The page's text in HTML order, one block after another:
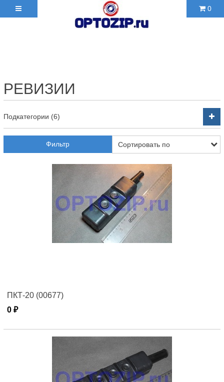
0
РЕВИЗИИ
Подкатегории (6)
Фильтр
ПКТ-20 (00677)
0 ₽